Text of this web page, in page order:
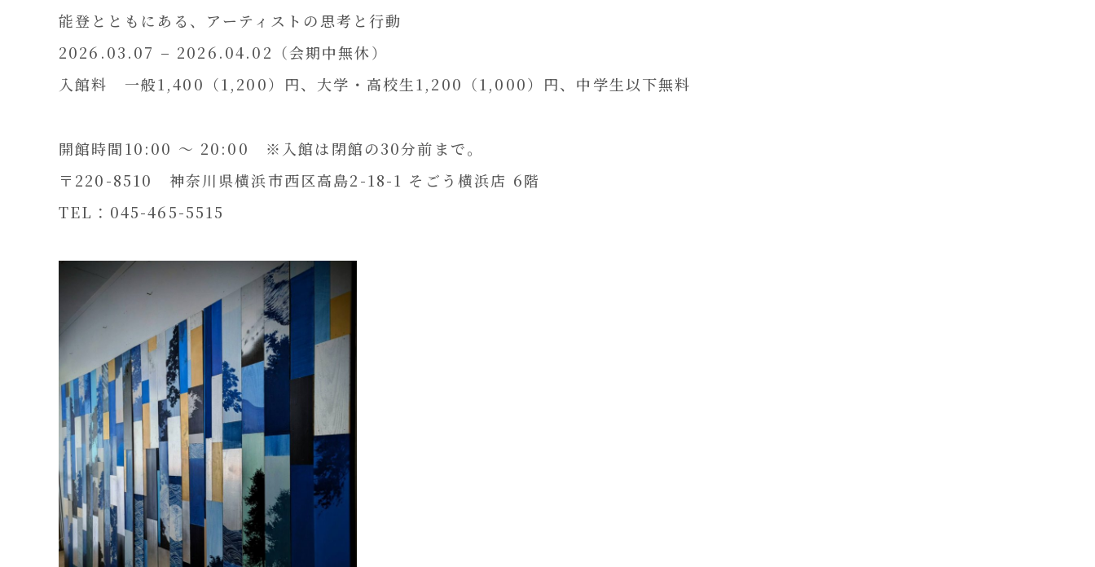
能登とともにある、アーティストの思考と行動
2026.03.07 – 2026.04.02（会期中無休）
入館料 一般1,400（1,200）円、大学・高校生1,200（1,000）円、中学生以下無料
開館時間10:00 ～ 20:00 ※入館は閉館の30分前まで。
〒220-8510 神奈川県横浜市西区高島2-18-1 そごう横浜店 6階
TEL：045-465-5515